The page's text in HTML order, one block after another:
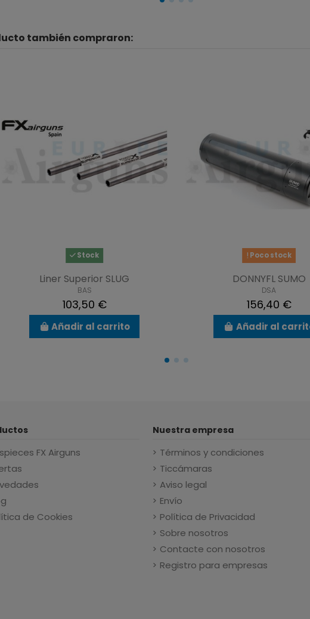
también compraron:
Stock
Liner Superior SLUG
BAS
103,50 €
Añadir al carrito
Poco stock
DONNYFL SUMO
DSA
156,40 €
Añadir al
FX Airguns
de Cookies
Nuestra empresa
Términos y condiciones
Ticcámaras
Aviso legal
Envío
Política de Privacidad
Sobre nosotros
Contacte con nosotros
Registro para empresas